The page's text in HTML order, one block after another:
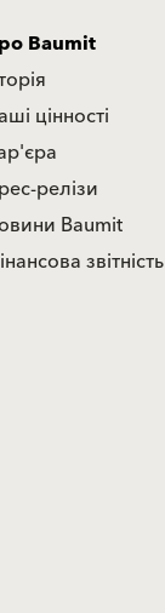
Baumit
цінності
релізи
Baumit
звітність